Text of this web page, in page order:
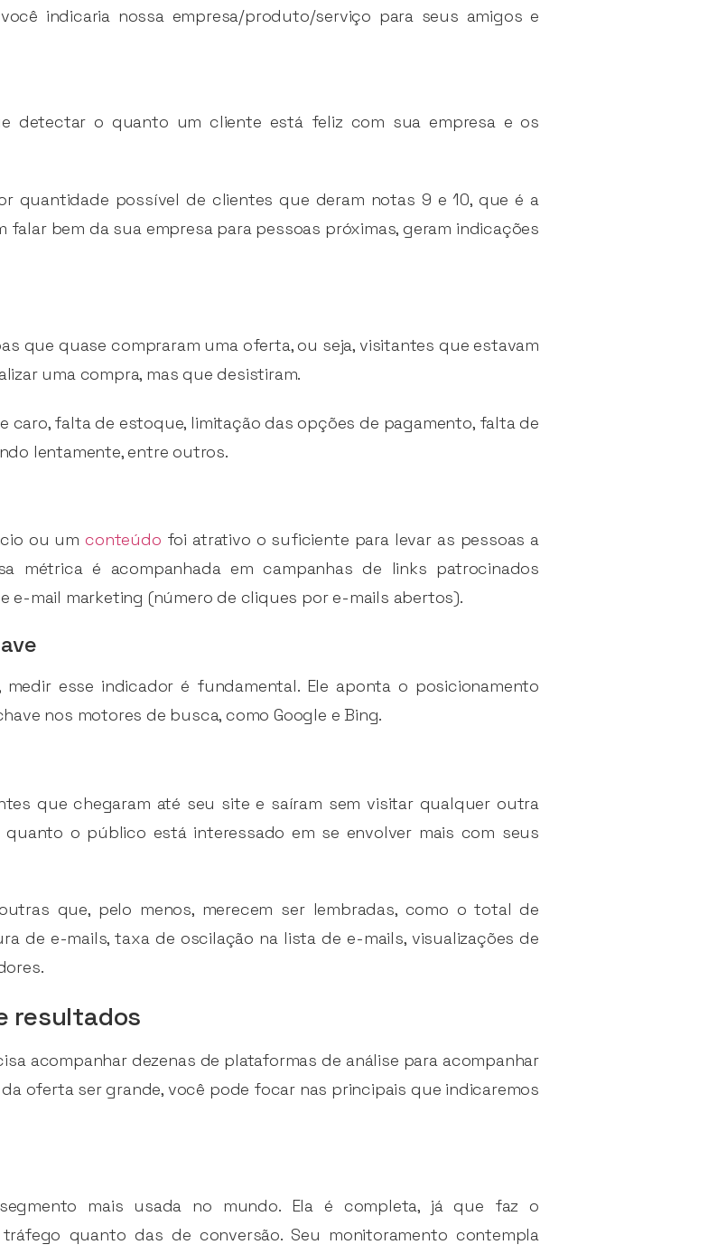
indicaria nossa empresa/produto/serviço para seus amigos e
detectar o quanto um cliente está feliz com sua empresa e os
quantidade possível de clientes que deram notas 9 e 10, que é a
bem da sua empresa para pessoas próximas, geram indicações
que quase compraram uma oferta, ou seja, visitantes que estavam
uma compra, mas que desistiram.
caro, falta de estoque, limitação das opções de pagamento, falta de
lentamente, entre outros.
ou um conteúdo foi atrativo o suficiente para levar as pessoas a
métrica é acompanhada em campanhas de links patrocinados
e-mail marketing (número de cliques por e-mails abertos).
esse indicador é fundamental. Ele aponta o posicionamento
nos motores de busca, como Google e Bing.
que chegaram até seu site e saíram sem visitar qualquer outra
o público está interessado em se envolver mais com seus
que, pelo menos, merecem ser lembradas, como o total de
de e-mails, taxa de oscilação na lista de e-mails, visualizações de
resultados
acompanhar dezenas de plataformas de análise para acompanhar
oferta ser grande, você pode focar nas principais que indicaremos
mais usada no mundo. Ela é completa, já que faz o
quanto das de conversão. Seu monitoramento contempla